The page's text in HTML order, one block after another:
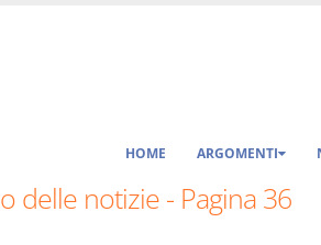
HOME ARGOMENTI
delle notizie - Pagina 36